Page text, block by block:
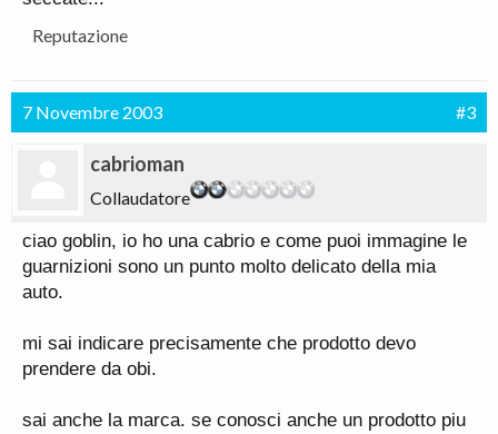
Reputazione
7 Novembre 2003 #3
cabrioman
Collaudatore
ciao goblin, io ho una cabrio e come puoi immagine le
guarnizioni sono un punto molto delicato della mia
auto.
mi sai indicare precisamente che prodotto devo
prendere da obi.
sai anche la marca. se conosci anche un prodotto piu